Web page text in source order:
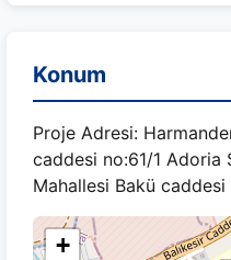
Konum
Proje Adresi:
caddesi no:61/1 Adoria
Mahallesi Bakü caddesi
+